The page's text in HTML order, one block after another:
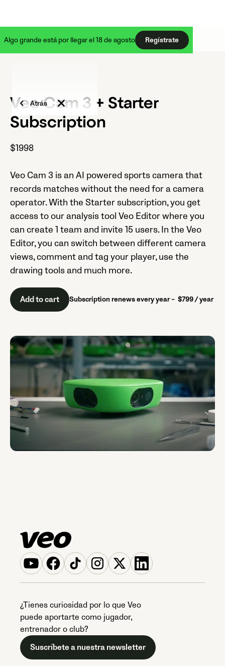
Algo grande está por llegar el 18 de agosto Regístrate
Atrás
Veo Cam 3 + Starter
Subscription
$1998
Veo Cam 3 is an AI powered sports camera that
records matches without the need for a camera
operator. With the Starter subscription, you get
access to our analysis tool Veo Editor where you
can create 1 team and invite 15 users. In the Veo
Editor, you can switch between different camera
views, comment and tag your player, use the
drawing tools and much more.
Add to cart Subscription renews every year – $799 / year
¿Tienes curiosidad por lo que Veo
puede aportarte como jugador,
entrenador o club?
Suscríbete a nuestra newsletter